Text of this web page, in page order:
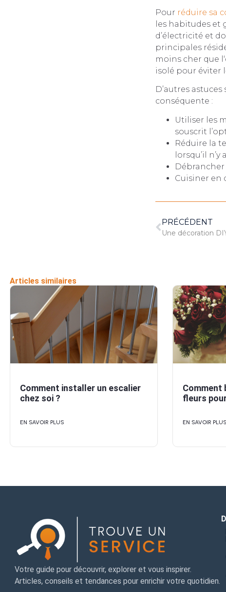
Pour réduire sa
les habitudes
d’électricité et
principales
moins cher que
isolé pour éviter
D’autres
conséquente :
Utiliser les
souscrit
Réduire la
lorsqu’il
Cuisiner en
PRÉCÉDENT
Une décoration
Articles similaires
Comment installer un escalier
chez soi ?
EN SAVOIR PLUS
Comment
fleurs
EN SAVOIR PLUS
Votre guide pour découvrir, explorer et vous inspirer.
Articles, conseils et tendances pour enrichir votre quotidien.